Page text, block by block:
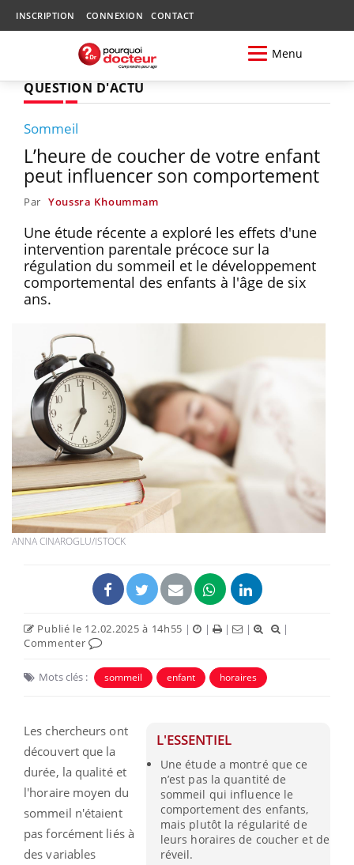
INSCRIPTION CONNEXION CONTACT
Menu
QUESTION D'ACTU
Sommeil
L’heure de coucher de votre enfant
peut influencer son comportement
Par Youssra Khoummam
Une étude récente a exploré les effets d'une
intervention parentale précoce sur la
régulation du sommeil et le développement
comportemental des enfants à l'âge de six
ans.
ANNA CINAROGLU/ISTOCK
Publié le 12.02.2025 à 14h55 | | | |
|
Commenter
Mots clés : sommeil enfant horaires
L'ESSENTIEL
Une étude a montré que ce
n’est pas la quantité de
sommeil qui influence le
comportement des enfants,
mais plutôt la régularité de
leurs horaires de coucher et de
réveil.
Les chercheurs ont
découvert que la
durée, la qualité et
l'horaire moyen du
sommeil n'étaient
pas forcément liés à
des variables